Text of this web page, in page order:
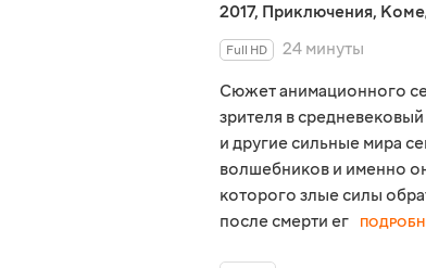
2017, Приключения,
Full HD
24 минуты
Сюжет анимационного
зрителя в
и другие сильные мира
волшебников и именно
которого злые силы
после смерти ег